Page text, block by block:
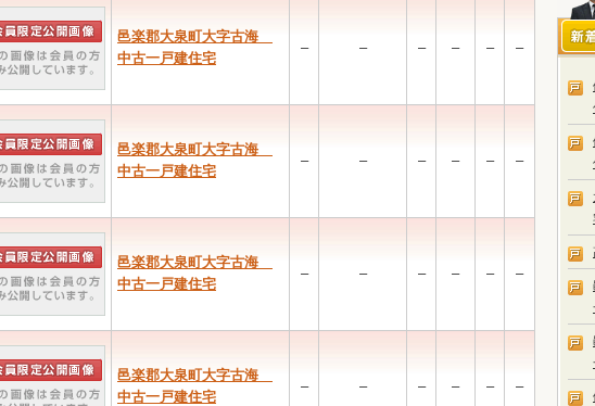
邑楽郡大泉町大字古海
中古一戸建住宅
– – – – – –
邑楽郡大泉町大字古海
中古一戸建住宅
– – – – – –
邑楽郡大泉町大字古海
中古一戸建住宅
– – – – – –
邑楽郡大泉町大字古海
中古一戸建住宅
– – – – – –